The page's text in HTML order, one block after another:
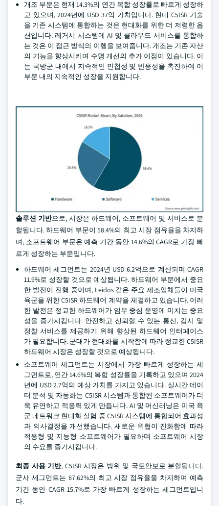
개조 부문은 현재 14.3%의 연간 복합 성장률로 빠르게 성장하
고 있으며, 2024년에 USD 37억 가치입니다. 현대 C5ISR 기술
을 기존 시스템에 통합하는 것은 현대화를 위한 더 저렴한 옵
션입니다. 레거시 시스템에 AI 및 클라우드 서비스를 통합하
는 것은 이 접근 방식의 이행을 보여줍니다. 개조는 기존 자산
의 기능을 향상시키며 수명 개선의 추가 이점이 있습니다. 이
는 국방군 내에서 지속적인 민첩성 및 반응성을 촉진하여 이
부문 내의 지속적인 성장을 지원합니다.
솔루션 기반으로, 시장은 하드웨어, 소프트웨어 및 서비스로 분
할됩니다. 하드웨어 부문이 58.4%의 최고 시장 점유율을 차지하
며, 소프트웨어 부문은 예측 기간 동안 14.6%의 CAGR로 가장 빠
르게 성장하는 부문입니다.
하드웨어 세그먼트는 2024년 USD 6.2억으로 계산되며 CAGR
11.9%로 성장할 것으로 예상됩니다. 하드웨어 부문에서 중요
한 발전이 진행 중이며, Leidos 같은 주요 제조업체들이 미국
육군을 위한 C5ISR 하드웨어 계약을 체결하고 있습니다. 이러
한 발전은 정교한 하드웨어가 임무 중심 운영에 미치는 중요
성을 증가시킵니다. 안전하고 신뢰할 수 있는 통신, 감시 및
정찰 서비스를 제공하기 위해 향상된 하드웨어 인터페이스
가 필요합니다. 군대가 현대화를 시작함에 따라 정교한 C5ISR
하드웨어 시장은 성장할 것으로 예상됩니다.
소프트웨어 세그먼트는 시장에서 가장 빠르게 성장하는 세
그먼트로, 연간 14.6%의 복합 성장률을 기록하고 있으며 2024
년에 USD 2.7억의 예상 가치를 가지고 있습니다. 실시간 데이
터 분석 및 자동화는 C5ISR 시스템과 통합된 소프트웨어가 더
욱 유연하고 적응력 있게 만듭니다. AI 및 머신러닝은 미국 육
군 네트워크 현대화 실험 중 C5ISR 시스템에 통합되어 효과성
과 의사결정을 개선했습니다. 새로운 위협이 진화함에 따라
적응형 및 지능형 소프트웨어가 필요하며 소프트웨어 시장
의 수요를 증가시킵니다.
최종 사용 기반, C5ISR 시장은 방위 및 국토안보로 분할됩니다.
군사 세그먼트는 87.62%의 최고 시장 점유율을 차지하며 예측
기간 동안 CAGR 15.7%로 가장 빠르게 성장하는 세그먼트입니
다.